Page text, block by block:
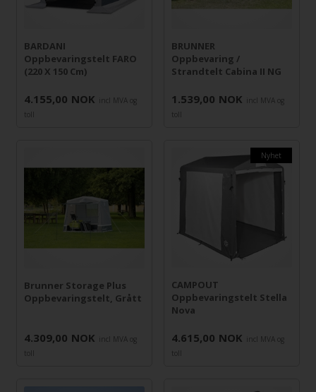
BARDANI
Oppbevaringstelt FARO
(220 X 150 Cm)
4.155,00 NOK
incl MVA og
toll
BRUNNER
Oppbevaring /
Strandtelt Cabina II NG
1.539,00 NOK
incl MVA og
toll
Brunner Storage Plus
Oppbevaringstelt, Grått
4.309,00 NOK
incl MVA og
toll
Nyhet
CAMPOUT
Oppbevaringstelt Stella
Nova
4.615,00 NOK
incl MVA og
toll